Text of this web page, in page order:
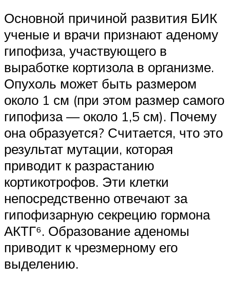
Основной причиной развития БИК
ученые и врачи признают аденому
гипофиза, участвующего в
выработке кортизола в организме.
Опухоль может быть размером
около 1 см (при этом размер самого
гипофиза — около 1,5 см). Почему
она образуется? Считается, что это
результат мутации, которая
приводит к разрастанию
кортикотрофов. Эти клетки
непосредственно отвечают за
гипофизарную секрецию гормона
АКТГ⁶. Образование аденомы
приводит к чрезмерному его
выделению.